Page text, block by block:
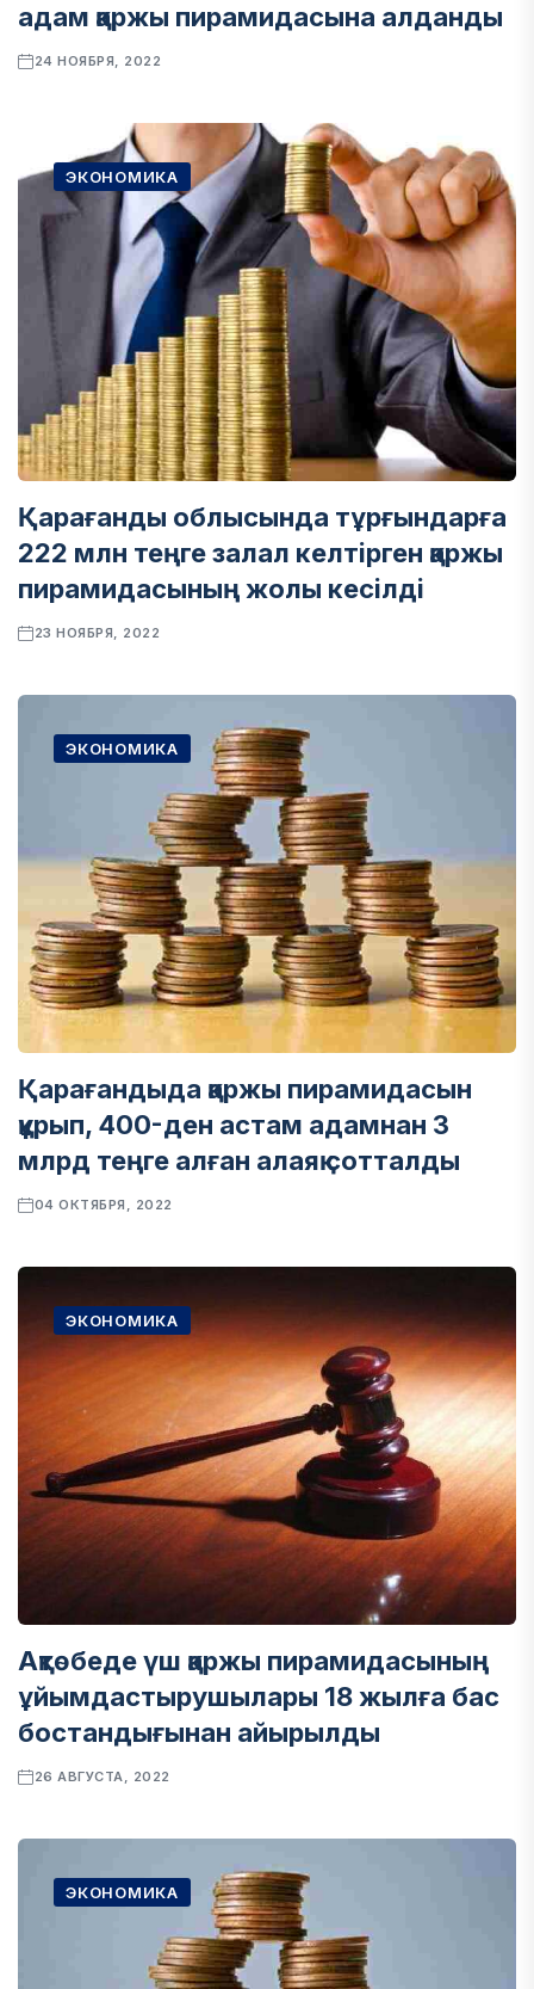
адам қаржы пирамидасына алданды
24 НОЯБРЯ, 2022
ЭКОНОМИКА
Қарағанды облысында тұрғындарға
222 млн теңге залал келтірген қаржы
пирамидасының жолы кесілді
23 НОЯБРЯ, 2022
ЭКОНОМИКА
Қарағандыда қаржы пирамидасын
құрып, 400-ден астам адамнан 3
млрд теңге алған алаяқ сотталды
04 ОКТЯБРЯ, 2022
ЭКОНОМИКА
Ақтөбеде үш қаржы пирамидасының
ұйымдастырушылары 18 жылға бас
бостандығынан айырылды
26 АВГУСТА, 2022
ЭКОНОМИКА